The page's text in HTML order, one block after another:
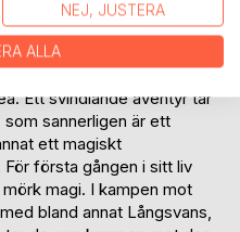
pojke och följa med på
sina föräldrar lämnar det
sig på en magifylld färd till
Ett svindlande äventyr tar
sannerligen är ett
ett magiskt
första gången i sitt liv
magi. I kampen mot
bland annat Långsvans,
NEJ, JUSTERA
ALLA